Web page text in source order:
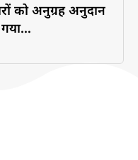
को अनुग्रह अनुदान
गया…